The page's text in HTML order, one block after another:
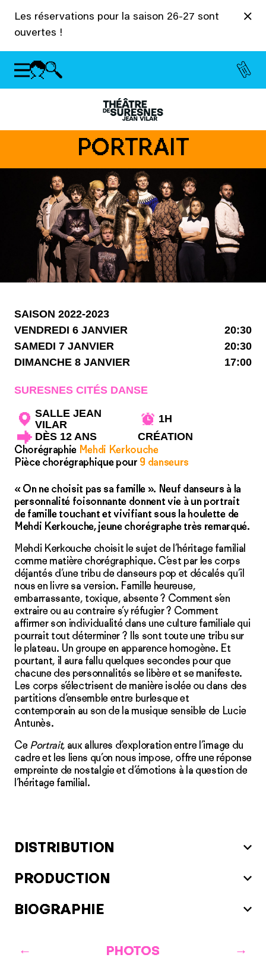
Les réservations pour la saison 26-27 sont
ouvertes !
PORTRAIT
SAISON 2022-2023
VENDREDI 6 JANVIER
20:30
SAMEDI 7 JANVIER
20:30
DIMANCHE 8 JANVIER
17:00
SURESNES CITÉS DANSE
SALLE JEAN
VILAR
1H
DÈS 12 ANS
CRÉATION
Chorégraphie Mehdi Kerkouche
Pièce chorégraphique pour 9 danseurs
« On ne choisit pas sa famille ». Neuf danseurs à la
personnalité foisonnante donnent vie à un portrait
de famille touchant et vivifiant sous la houlette de
Mehdi Kerkouche, jeune chorégraphe très remarqué.
Mehdi Kerkouche choisit le sujet de l’héritage familial
comme matière chorégraphique. C’est par les corps
déjantés d’une tribu de danseurs pop et décalés qu’il
nous en livre sa version. Famille heureuse,
embarrassante, toxique, absente ? Comment s’en
extraire ou au contraire s’y réfugier ? Comment
affirmer son individualité dans une culture familiale qui
pourrait tout déterminer ? Ils sont toute une tribu sur
le plateau. Un groupe en apparence homogène. Et
pourtant, il aura fallu quelques secondes pour que
chacune des personnalités se libère et se manifeste.
Les corps s’électrisent de manière isolée ou dans des
partitions d’ensemble entre burlesque et
contemporain au son de la musique sensible de Lucie
Antunès.
Ce Portrait, aux allures d’exploration entre l’image du
cadre et les liens qu’on nous impose, offre une réponse
empreinte de nostalgie et d’émotions à la question de
l’héritage familial.
DISTRIBUTION
PRODUCTION
BIOGRAPHIE
PHOTOS